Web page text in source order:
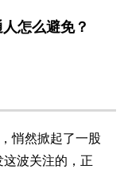
怎么避免？
悄然掀起了一股
波关注的，正